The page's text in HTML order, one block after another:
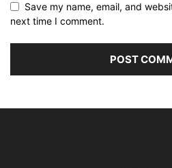
Save my name, email, and
next time I comment.